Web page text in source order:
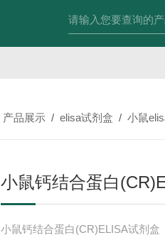
96T/
产品展示 /elisa试剂盒 /小鼠
小鼠钙结合蛋白
小鼠钙结合蛋白(CR)ELISA试剂盒